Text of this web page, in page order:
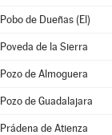
Pobo de Dueñas (El)
Poveda de la Sierra
Pozo de Almoguera
Pozo de Guadalajara
Prádena de Atienza